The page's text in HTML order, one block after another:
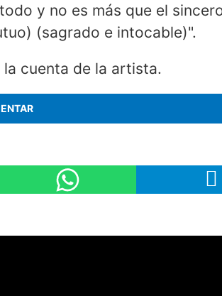
y no es más que el
(sagrado e intocable)".
cuenta de la artista.